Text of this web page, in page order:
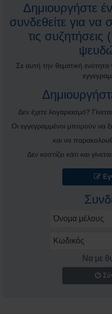
Δημιουργήστε
συνδεθείτε για να
τις συζητήσεις
Σε αυτή την θεματική
Δεν έχετε λογαριασμό?
Οι εγγεγραμμένοι μπορούν να
και να
Δεν κοστίζει κάτι και
Να με